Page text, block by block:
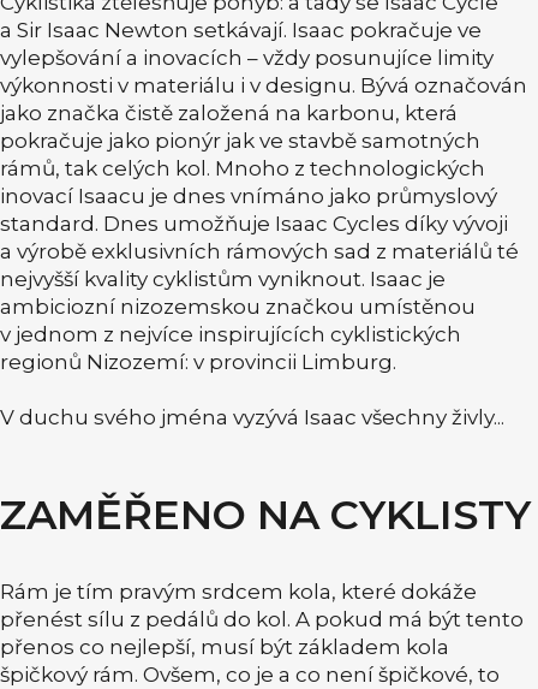
a Sir Isaac Newton setkávají. Isaac pokračuje ve
vylepšování a inovacích – vždy posunujíce limity
výkonnosti v materiálu i v designu. Bývá označován
jako značka čistě založená na karbonu, která
pokračuje jako pionýr jak ve stavbě samotných
rámů, tak celých kol. Mnoho z technologických
inovací Isaacu je dnes vnímáno jako průmyslový
standard. Dnes umožňuje Isaac Cycles díky vývoji
a výrobě exklusivních rámových sad z materiálů té
nejvyšší kvality cyklistům vyniknout. Isaac je
ambiciozní nizozemskou značkou umístěnou
v jednom z nejvíce inspirujících cyklistických
regionů Nizozemí: v provincii Limburg.
V duchu svého jména vyzývá Isaac všechny živly...
ZAMĚŘENO NA CYKLISTY
Rám je tím pravým srdcem kola, které dokáže
přenést sílu z pedálů do kol. A pokud má být tento
přenos co nejlepší, musí být základem kola
špičkový rám. Ovšem, co je a co není špičkové, to